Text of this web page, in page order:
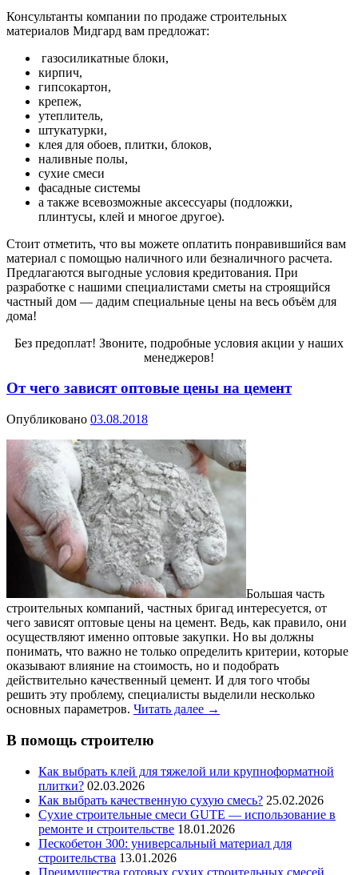
Консультанты компании по продаже строительных
материалов Мидгард вам предложат:
газосиликатные блоки,
кирпич,
гипсокартон,
крепеж,
утеплитель,
штукатурки,
клея для обоев, плитки, блоков,
наливные полы,
сухие смеси
фасадные системы
а также всевозможные аксессуары (подложки,
плинтусы, клей и многое другое).
Стоит отметить, что вы можете оплатить понравившийся вам
материал с помощью наличного или безналичного расчета.
Предлагаются выгодные условия кредитования. При
разработке с нашими специалистами сметы на строящийся
частный дом — дадим специальные цены на весь объём для
дома!
Без предоплат! Звоните, подробные условия акции у наших
менеджеров!
От чего зависят оптовые цены на цемент
Опубликовано 03.08.2018
Большая часть
строительных компаний, частных бригад интересуется, от
чего зависят оптовые цены на цемент. Ведь, как правило, они
осуществляют именно оптовые закупки. Но вы должны
понимать, что важно не только определить критерии, которые
оказывают влияние на стоимость, но и подобрать
действительно качественный цемент. И для того чтобы
решить эту проблему, специалисты выделили несколько
основных параметров. Читать далее →
В помощь строителю
Как выбрать клей для тяжелой или крупноформатной
плитки? 02.03.2026
Как выбрать качественную сухую смесь? 25.02.2026
Сухие строительные смеси GUTE — использование в
ремонте и строительстве 18.01.2026
Пескобетон 300: универсальный материал для
строительства 13.01.2026
Преимущества готовых сухих строительных смесей